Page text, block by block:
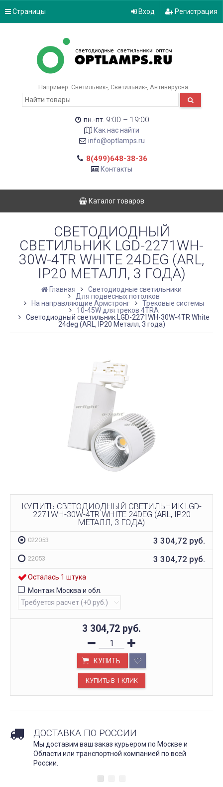
Страницы Вход Регистрация
Например: Светильник- Светильник- Антивирусна
пн.-пт. 9:00 – 19:00
Как нас найти
info@optlamps.ru
8(499)648-38-36
Контакты
Каталог товаров
СВЕТОДИОДНЫЙ
СВЕТИЛЬНИК LGD-2271WH-
30W-4TR WHITE 24DEG (ARL,
IP20 МЕТАЛЛ, 3 ГОДА)
Главная
Светодиодные светильники
Для подвесных потолков
На направляющие Армстронг
Трековые системы
10-45W для треков 4TRA
Светодиодный светильник LGD-2271WH-30W-4TR White
24deg (ARL, IP20 Металл, 3 года)
КУПИТЬ СВЕТОДИОДНЫЙ СВЕТИЛЬНИК LGD-
2271WH-30W-4TR WHITE 24DEG (ARL, IP20
МЕТАЛЛ, 3 ГОДА)
022053 3 304,72 руб.
22053 3 304,72 руб.
Осталась 1 штука
Монтаж Москва и обл.
3 304,72 руб.
КУПИТЬ
ДОСТАВКА ПО РОССИИ
Мы доставим ваш заказ курьером по Москве и
Области или транспортной компанией по всей
России.